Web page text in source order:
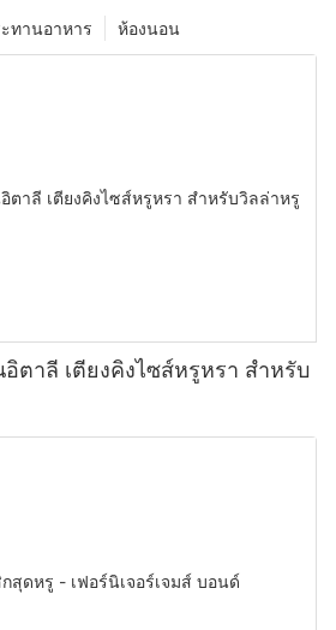
ห้องนอน
ทานอาหาร
ตาลี เตียงคิงไซส์หรูหรา สำหรับ